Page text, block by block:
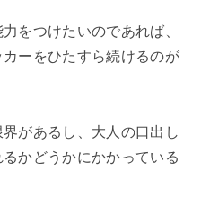
をつけたいのであれば、
ーをひたすら続けるのが
があるし、大人の口出し
かどうかにかかっている